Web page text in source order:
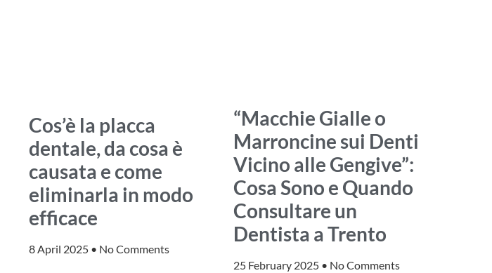
Cos’è la placca
dentale, da cosa è
causata e come
eliminarla in modo
efficace
8 April 2025 No Comments
“Macchie Gialle o
Marroncine sui Denti
Vicino alle Gengive”:
Cosa Sono e Quando
Consultare un
Dentista a Trento
25 February 2025 No Comments